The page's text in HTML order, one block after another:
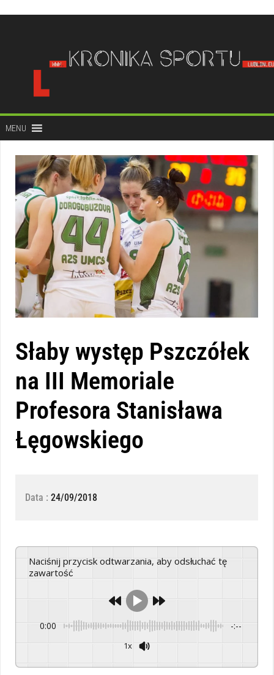
treści
MENU
Słaby występ Pszczółek
na III Memoriale
Profesora Stanisława
Łęgowskiego
Data : 24/09/2018
Naciśnij przycisk odtwarzania, aby odsłuchać tę
zawartość
0:00 -:--
1x